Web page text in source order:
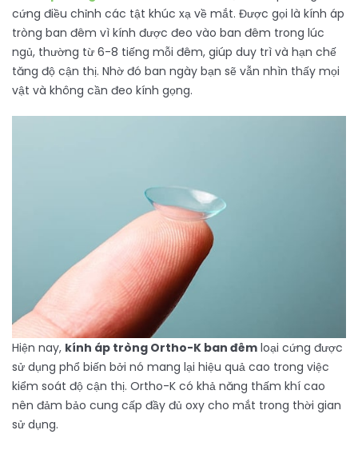
cứng điều chỉnh các tật khúc xạ về mắt. Được gọi là kính áp
tròng ban đêm vì kính được đeo vào ban đêm trong lúc
ngủ, thường từ 6-8 tiếng mỗi đêm, giúp duy trì và hạn chế
tăng độ cận thị. Nhờ đó ban ngày bạn sẽ vẫn nhìn thấy mọi
vật và không cần đeo kính gọng.
Hiện nay, kính áp tròng Ortho-K ban đêm loại cứng được
sử dụng phổ biến bởi nó mang lại hiệu quả cao trong việc
kiểm soát độ cận thị. Ortho-K có khả năng thấm khí cao
nên đảm bảo cung cấp đầy đủ oxy cho mắt trong thời gian
sử dụng.